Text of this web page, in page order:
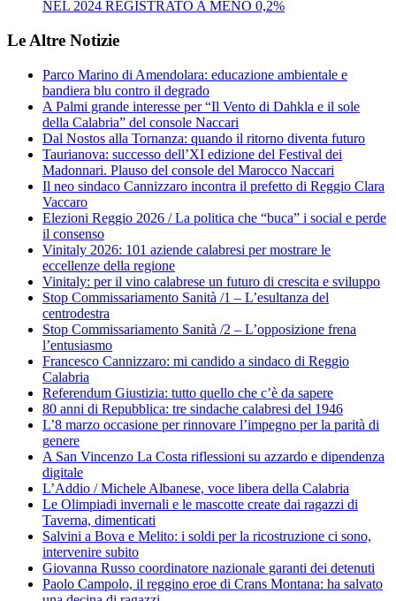
NEL 2024 REGISTRATO A MENO 0,2%
Le Altre Notizie
Parco Marino di Amendolara: educazione ambientale e
bandiera blu contro il degrado
A Palmi grande interesse per “Il Vento di Dahkla e il sole
della Calabria” del console Naccari
Dal Nostos alla Tornanza: quando il ritorno diventa futuro
Taurianova: successo dell’XI edizione del Festival dei
Madonnari. Plauso del console del Marocco Naccari
Il neo sindaco Cannizzaro incontra il prefetto di Reggio Clara
Vaccaro
Elezioni Reggio 2026 / La politica che “buca” i social e perde
il consenso
Vinitaly 2026: 101 aziende calabresi per mostrare le
eccellenze della regione
Vinitaly: per il vino calabrese un futuro di crescita e sviluppo
Stop Commissariamento Sanità /1 – L’esultanza del
centrodestra
Stop Commissariamento Sanità /2 – L’opposizione frena
l’entusiasmo
Francesco Cannizzaro: mi candido a sindaco di Reggio
Calabria
Referendum Giustizia: tutto quello che c’è da sapere
80 anni di Repubblica: tre sindache calabresi del 1946
L’8 marzo occasione per rinnovare l’impegno per la parità di
genere
A San Vincenzo La Costa riflessioni su azzardo e dipendenza
digitale
L’Addio / Michele Albanese, voce libera della Calabria
Le Olimpiadi invernali e le mascotte create dai ragazzi di
Taverna, dimenticati
Salvini a Bova e Melito: i soldi per la ricostruzione ci sono,
intervenire subito
Giovanna Russo coordinatore nazionale garanti dei detenuti
Paolo Campolo, il reggino eroe di Crans Montana: ha salvato